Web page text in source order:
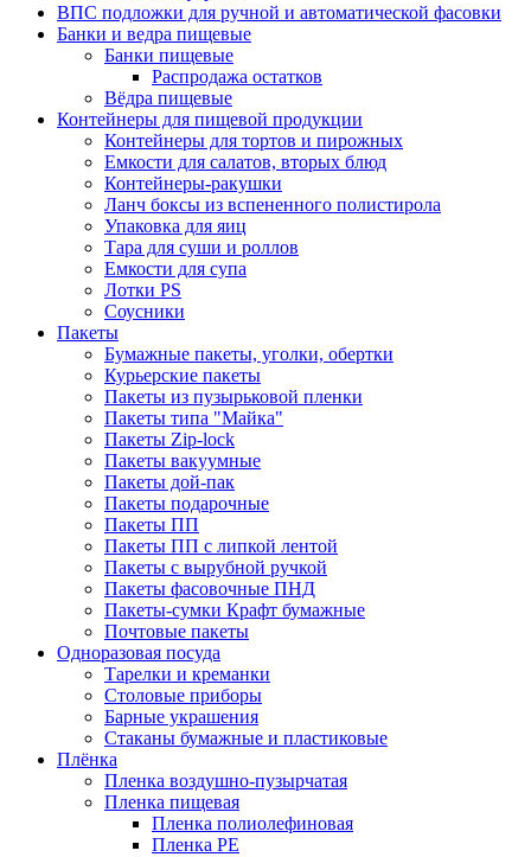
ВПС подложки для ручной и автоматической фасовки
Банки и ведра пищевые
Банки пищевые
Распродажа остатков
Вёдра пищевые
Контейнеры для пищевой продукции
Контейнеры для тортов и пирожных
Емкости для салатов, вторых блюд
Контейнеры-ракушки
Ланч боксы из вспененного полистирола
Упаковка для яиц
Тара для суши и роллов
Емкости для супа
Лотки PS
Соусники
Пакеты
Бумажные пакеты, уголки, обертки
Курьерские пакеты
Пакеты из пузырьковой пленки
Пакеты типа "Майка"
Пакеты Zip-lock
Пакеты вакуумные
Пакеты дой-пак
Пакеты подарочные
Пакеты ПП
Пакеты ПП с липкой лентой
Пакеты с вырубной ручкой
Пакеты фасовочные ПНД
Пакеты-сумки Крафт бумажные
Почтовые пакеты
Одноразовая посуда
Тарелки и креманки
Столовые приборы
Барные украшения
Стаканы бумажные и пластиковые
Плёнка
Пленка воздушно-пузырчатая
Пленка пищевая
Пленка полиолефиновая
Пленка PE